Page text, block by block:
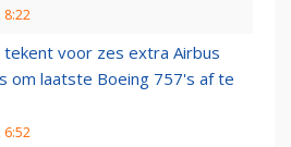
8:22
tekent voor zes extra Airbus
om laatste Boeing 757's af te
6:52